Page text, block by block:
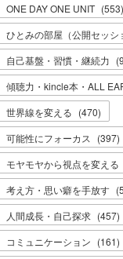
ONE DAY ONE UNIT (553)
ひとみの部屋（公開セッシ
自己基盤・習慣・継続力 (
傾聴力・kincle本・ALL
世界線を変える (470)
可能性にフォーカス
(397)
モヤモヤから視点を変える
考え方・思い癖を手放す (
人間成長・自己探求 (457)
コミュニケーション (161)